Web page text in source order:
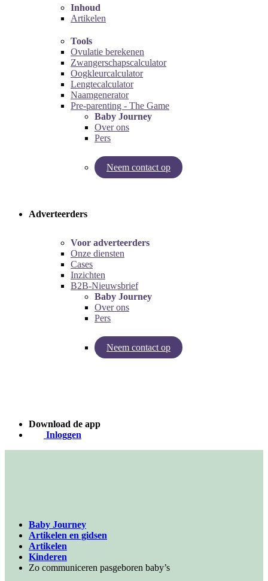
Inhoud
Artikelen
Tools
Ovulatie berekenen
Zwangerschapscalculator
Oogkleurcalculator
Lengtecalculator
Naamgenerator
Pre-parenting - The Game
Baby Journey
Over ons
Pers
Neem contact op
Try our pregnancy calculator!
Adverteerders
Voor adverteerders
Onze diensten
Cases
Inzichten
B2B-Nieuwsbrief
Baby Journey
Over ons
Pers
Neem contact op
Inzichten van Baby Journey
Download de app
Inloggen
Baby Journey
Artikelen en gidsen
Artikelen
Kinderen
Zo communiceren pasgeboren baby’s